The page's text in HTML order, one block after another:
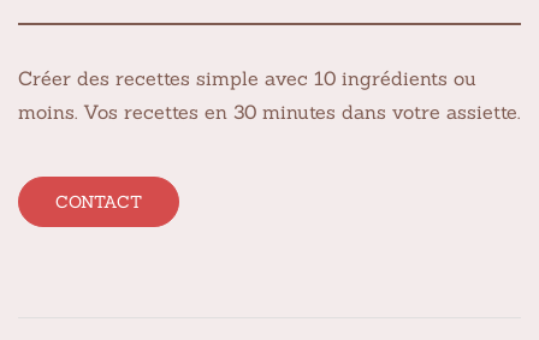
Créer des recettes simple avec 10 ingrédients ou
moins. Vos recettes en 30 minutes dans votre assiette.
CONTACT